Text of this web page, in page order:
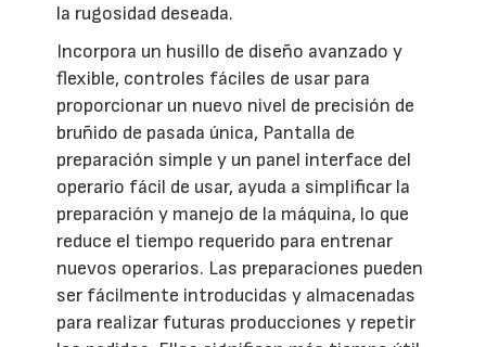
la rugosidad deseada.
Incorpora un husillo de diseño avanzado y
flexible, controles fáciles de usar para
proporcionar un nuevo nivel de precisión de
bruñido de pasada única, Pantalla de
preparación simple y un panel interface del
operario fácil de usar, ayuda a simplificar la
preparación y manejo de la máquina, lo que
reduce el tiempo requerido para entrenar
nuevos operarios. Las preparaciones pueden
ser fácilmente introducidas y almacenadas
para realizar futuras producciones y repetir